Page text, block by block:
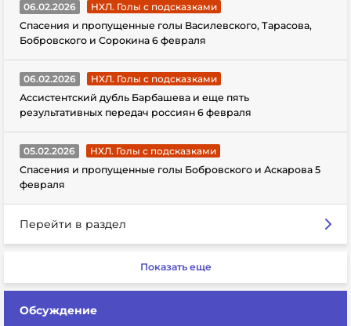
06.02.2026
НХЛ. Голы с подсказками
Спасения и пропущенные голы Василевского, Тарасова,
Бобровского и Сорокина 6 февраля
06.02.2026
НХЛ. Голы с подсказками
Ассистентский дубль Барбашева и еще пять
результативных передач россиян 6 февраля
05.02.2026
НХЛ. Голы с подсказками
Спасения и пропущенные голы Бобровского и Аскарова 5
февраля
Перейти в раздел
Показать еще
Обсуждение